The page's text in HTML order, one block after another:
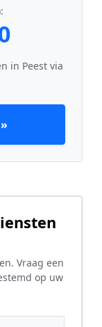
in Peest via
Vraag een
op uw